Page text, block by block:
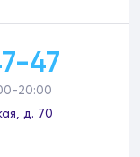
47
20:00
д. 70